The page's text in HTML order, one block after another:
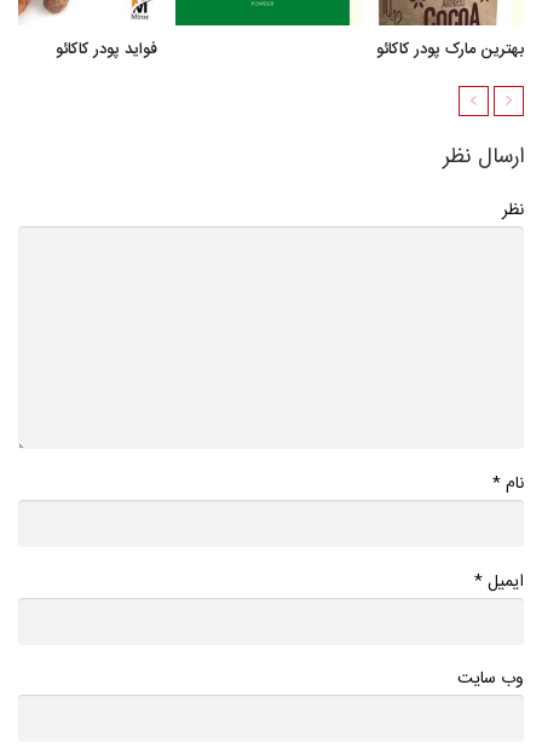
بهترین مارک پودر کاکائو فواید پودر کاکائو
ارسال نظر
نظر
نام*
ایمیل*
وب سایت